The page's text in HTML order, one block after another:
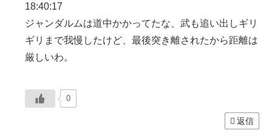
18:40:17
ジャンダルムは道中かかってたな、武も追い出しギリ
ギリまで我慢したけど、最後突き離されたから距離は
厳しいわ。
0
返信